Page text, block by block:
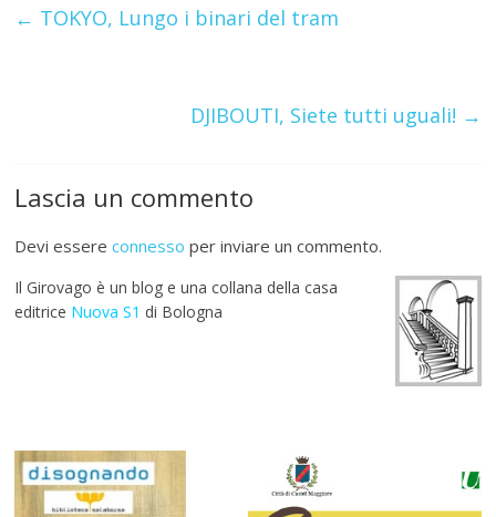
A
← TOKYO, Lungo i binari del tram
DJIBOUTI, Siete tutti uguali! →
Lascia un commento
Devi essereconnesso per inviare un commento.
Il Girovago è un blog e una collana della casa
editrice Nuova S1 di Bologna